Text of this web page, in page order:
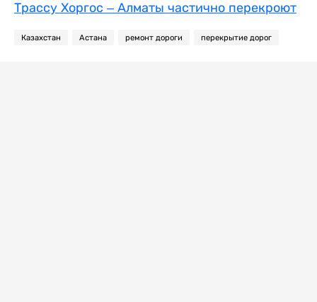
Трассу Хоргос – Алматы частично перекроют
Казахстан Астана ремонт дороги перекрытие дорог